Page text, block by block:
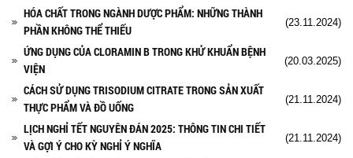
HÓA CHẤT TRONG NGÀNH DƯỢC PHẨM: NHỮNG THÀNH
PHẦN KHÔNG THỂ THIẾU
(23.11.2024)
ỨNG DỤNG CỦA CLORAMIN B TRONG KHỬ KHUẨN BỆNH
VIỆN
(20.03.2025)
CÁCH SỬ DỤNG TRISODIUM CITRATE TRONG SẢN XUẤT
THỰC PHẨM VÀ ĐỒ UỐNG
(21.11.2024)
LỊCH NGHỈ TẾT NGUYÊN ĐÁN 2025: THÔNG TIN CHI TIẾT
VÀ GỢI Ý CHO KỲ NGHỈ Ý NGHĨA
(21.11.2024)